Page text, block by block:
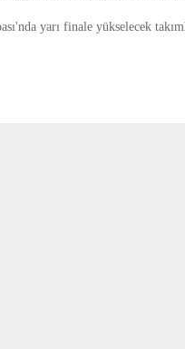
yarı finale yükselecek